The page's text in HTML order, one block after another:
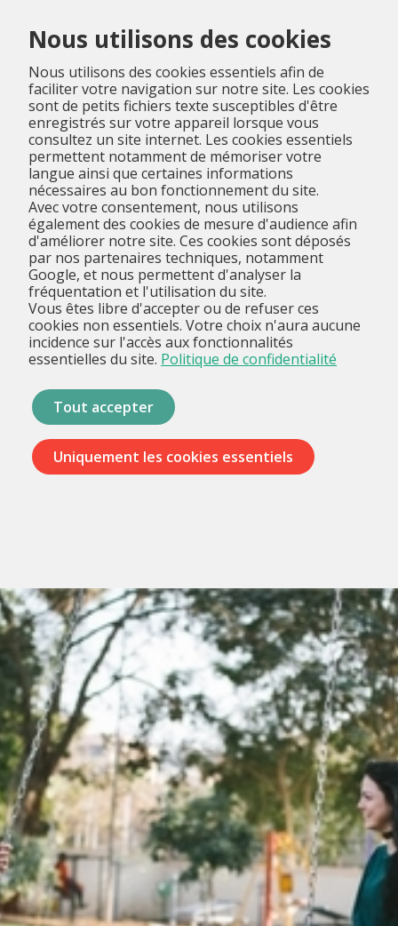
Nous utilisons des cookies
Nous utilisons des cookies essentiels afin de
faciliter votre navigation sur notre site. Les cookies
sont de petits fichiers texte susceptibles d'être
enregistrés sur votre appareil lorsque vous
consultez un site internet. Les cookies essentiels
permettent notamment de mémoriser votre
langue ainsi que certaines informations
nécessaires au bon fonctionnement du site.
Avec votre consentement, nous utilisons
également des cookies de mesure d'audience afin
d'améliorer notre site. Ces cookies sont déposés
par nos partenaires techniques, notamment
Google, et nous permettent d'analyser la
fréquentation et l'utilisation du site.
Vous êtes libre d'accepter ou de refuser ces
cookies non essentiels. Votre choix n'aura aucune
incidence sur l'accès aux fonctionnalités
essentielles du site. Politique de confidentialité
Tout accepter
Uniquement les cookies essentiels
Menu